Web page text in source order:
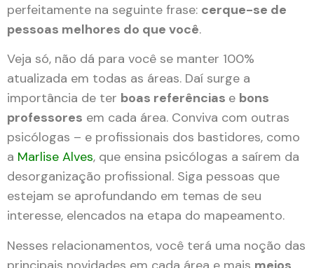
perfeitamente na seguinte frase: cerque-se de
pessoas melhores do que você.
Veja só, não dá para você se manter 100%
atualizada em todas as áreas. Daí surge a
importância de ter boas referências e bons
professores em cada área. Conviva com outras
psicólogas – e profissionais dos bastidores, como
a Marlise Alves, que ensina psicólogas a saírem da
desorganização profissional. Siga pessoas que
estejam se aprofundando em temas de seu
interesse, elencados na etapa do mapeamento.
Nesses relacionamentos, você terá uma noção das